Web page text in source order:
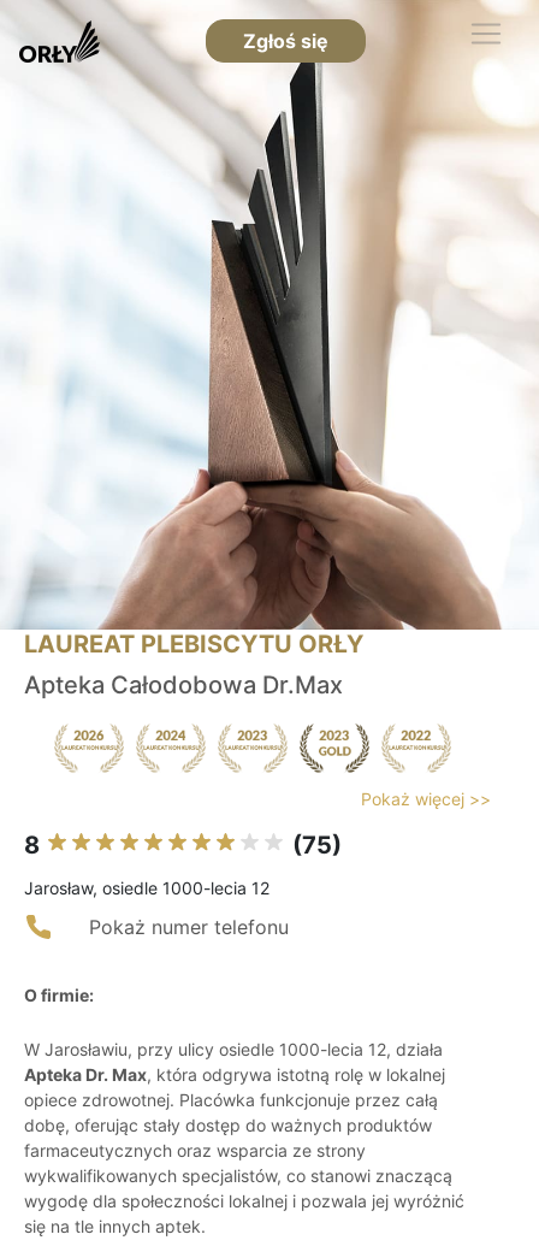
Zgłoś się
LAUREAT PLEBISCYTU ORŁY
Apteka Całodobowa Dr.Max
Pokaż więcej >>
8 (75)
Jarosław, osiedle 1000-lecia 12
Pokaż numer telefonu
O firmie:
W Jarosławiu, przy ulicy osiedle 1000-lecia 12, działa
Apteka Dr. Max, która odgrywa istotną rolę w lokalnej
opiece zdrowotnej. Placówka funkcjonuje przez całą
dobę, oferując stały dostęp do ważnych produktów
farmaceutycznych oraz wsparcia ze strony
wykwalifikowanych specjalistów, co stanowi znaczącą
wygodę dla społeczności lokalnej i pozwala jej wyróżnić
się na tle innych aptek.